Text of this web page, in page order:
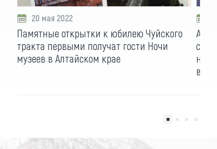
20 мая 2022
Памятные открытки к юбилею Чуйского
тракта первыми получат гости Ночи
музеев в Алтайском крае
в